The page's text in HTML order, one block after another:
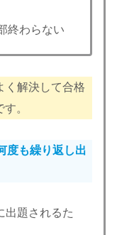
終わらない
く解決して合格
。
度も繰り返し出
出題されるた